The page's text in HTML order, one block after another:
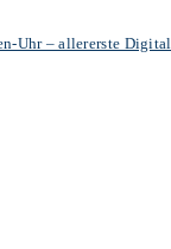
Uhr – allererste